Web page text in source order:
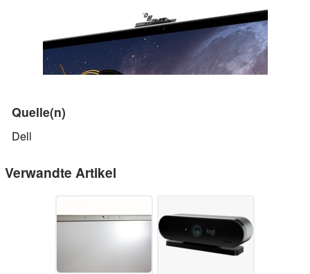
Quelle(n)
Dell
Verwandte Artikel